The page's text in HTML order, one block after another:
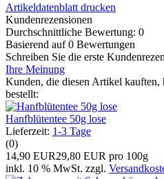
Artikeldatenblatt drucken
Kundenrezensionen
Durchschnittliche Bewertung: 0
Basierend auf 0 Bewertungen
Schreiben Sie die erste
Ihre Meinung
Kunden, die diesen Artikel kauften,
bestellt:
Hanfblütentee 50g lose
Lieferzeit: 1-3 Tage
(0)
14,90 EUR29,80 EUR pro 100g
inkl. 10 % MwSt. zzgl.